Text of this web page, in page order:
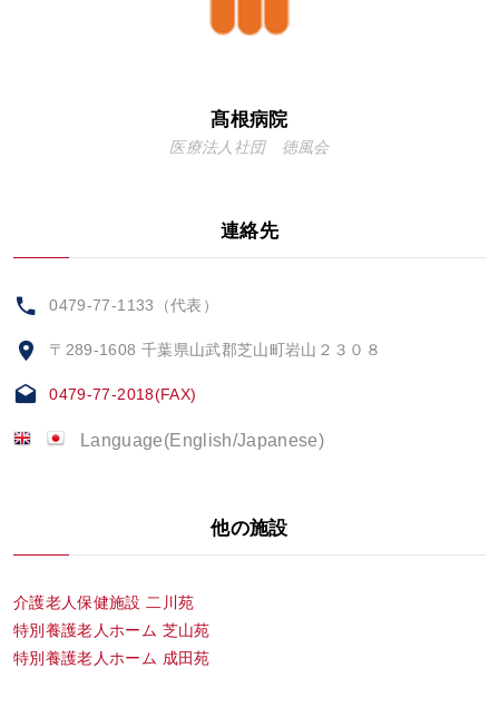
髙根病院
医療法人社団 徳風会
連絡先
0479-77-1133（代表）
〒289-1608 千葉県山武郡芝山町岩山２３０８
0479-77-2018(FAX)
Language(English/Japanese)
他の施設
介護老人保健施設 二川苑
特別養護老人ホーム 芝山苑
特別養護老人ホーム 成田苑